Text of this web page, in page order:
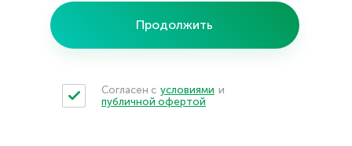
Продолжить
Согласен с условиями и
публичной офертой